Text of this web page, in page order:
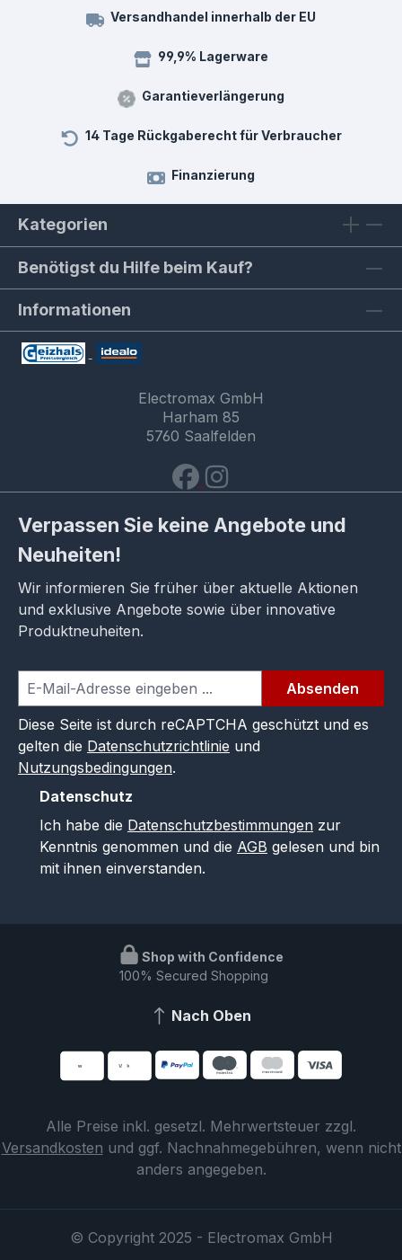
Versandhandel innerhalb der EU
99,9% Lagerware
Garantieverlängerung
14 Tage Rückgaberecht für Verbraucher
Finanzierung
Kategorien
Benötigst du Hilfe beim Kauf?
Informationen
Electromax GmbH
Harham 85
5760 Saalfelden
Verpassen Sie keine Angebote und
Neuheiten!
Wir informieren Sie früher über aktuelle Aktionen
und exklusive Angebote sowie über innovative
Produktneuheiten.
Absenden
Diese Seite ist durch reCAPTCHA geschützt und es
gelten die Datenschutzrichtlinie und
Nutzungsbedingungen.
Datenschutz
Ich habe die Datenschutzbestimmungen zur
Kenntnis genommen und die AGB gelesen und bin
mit ihnen einverstanden.
Shop with Confidence
100% Secured Shopping
Nach Oben
Alle Preise inkl. gesetzl. Mehrwertsteuer zzgl.
Versandkosten und ggf. Nachnahmegebühren, wenn nicht
anders angegeben.
© Copyright 2025 - Electromax GmbH